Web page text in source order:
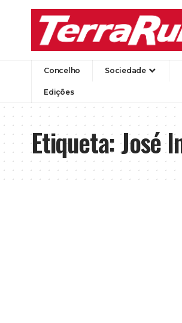
Concelho Sociedade
Edições
Etiqueta:José